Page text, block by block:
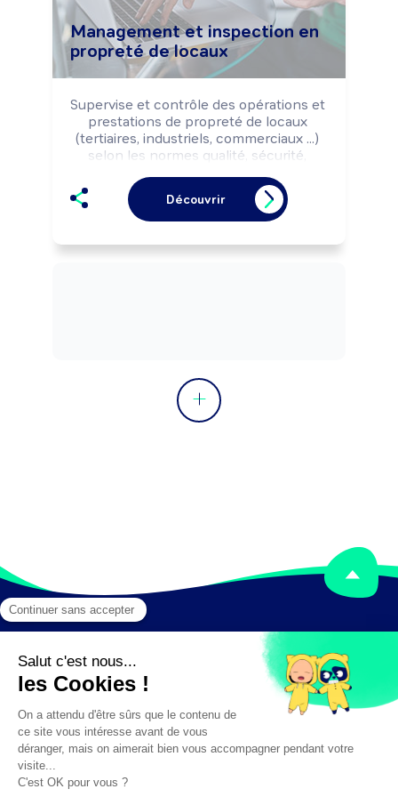
Management et inspection en
propreté de locaux
Supervise et contrôle des opérations et
prestations de propreté de locaux
(tertiaires, industriels, commerciaux ...)
selon les normes qualité, sécurité,
(délais, coûts, ...). Encadre un secteur.
Peut réaliser des devis et mener une
négociation commerciale.
Découvrir
Mentions légales